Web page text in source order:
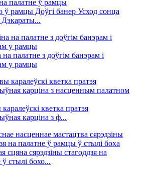
ў рамцы Доўгі банер Усход сонца
на палатне з доўгім банэрам і
у рамцы
кветка пратэя
карціна з ф...
сцяна сярэдзіны стагоддзя на
ў стылі бохо...